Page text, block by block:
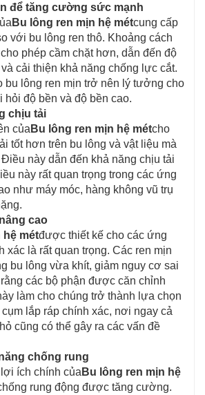
để tăng cường sức mạnh
Bu lông ren mịn hệ métcung cấp
với bu lông ren thô. Khoảng cách
phép cầm chặt hơn, dẫn đến độ
cải thiện khả năng chống lực cắt.
bu lông ren mịn trở nên lý tưởng cho
hỏi độ bền và độ bền cao.
chịu tải
của Bu lông ren mịn hệ métcho
tốt hơn trên bu lông và vật liệu mà
này dẫn đến khả năng chịu tải
này rất quan trọng trong các ứng
như máy móc, hàng không vũ trụ
cao
hệ métđược thiết kế cho các ứng
xác là rất quan trọng. Các ren mịn
bu lông vừa khít, giảm nguy cơ sai
các bộ phận được căn chỉnh
làm cho chúng trở thành lựa chọn
lắp ráp chính xác, nơi ngay cả
cũng có thể gây ra các vấn đề
chống rung
ích chính của Bu lông ren mịn hệ
rung động được tăng cường.